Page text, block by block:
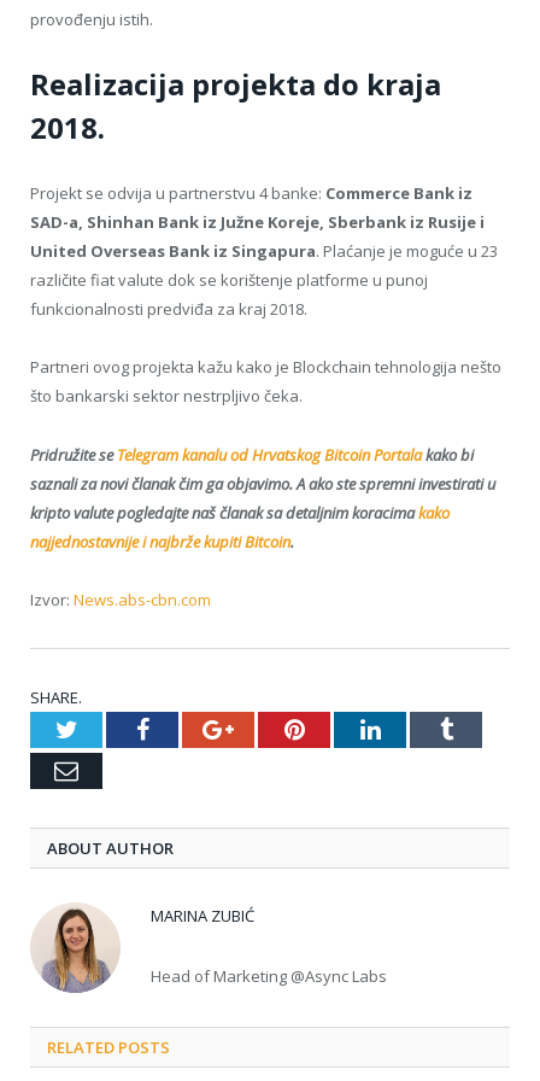
provođenju istih.
Realizacija projekta do kraja
2018.
Projekt se odvija u partnerstvu 4 banke: Commerce Bank iz
SAD-a, Shinhan Bank iz Južne Koreje, Sberbank iz Rusije i
United Overseas Bank iz Singapura. Plaćanje je moguće u 23
različite fiat valute dok se korištenje platforme u punoj
funkcionalnosti predviđa za kraj 2018.
Partneri ovog projekta kažu kako je Blockchain tehnologija nešto
što bankarski sektor nestrpljivo čeka.
Pridružite seTelegram kanalu od Hrvatskog Bitcoin Portalakako bi
saznali za novi članak čim ga objavimo. A ako ste spremni investirati u
kripto valute pogledajte naš članak sa detaljnim koracimakako
najjednostavnije i najbrže kupiti Bitcoin.
Izvor: News.abs-cbn.com
SHARE.
TwitterFacebookGoogle+PinterestLinkedInTumblr
Email
ABOUT AUTHOR
MARINA ZUBIĆ
Head of Marketing @Async Labs
RELATED POSTS